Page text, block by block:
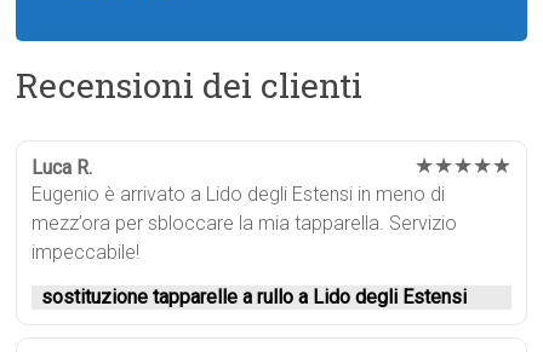
Recensioni dei clienti
Luca R. ★★★★★
Eugenio è arrivato a Lido degli Estensi in meno di
mezz’ora per sbloccare la mia tapparella. Servizio
impeccabile!
sostituzione tapparelle a rullo a Lido degli Estensi